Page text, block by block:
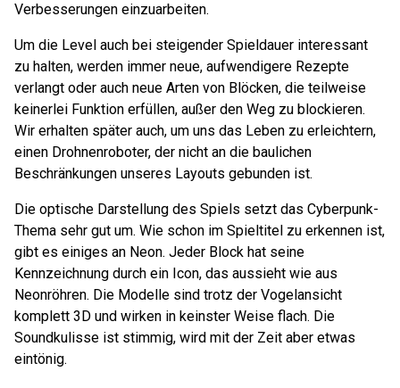
Verbesserungen einzuarbeiten.
Um die Level auch bei steigender Spieldauer interessant
zu halten, werden immer neue, aufwendigere Rezepte
verlangt oder auch neue Arten von Blöcken, die teilweise
keinerlei Funktion erfüllen, außer den Weg zu blockieren.
Wir erhalten später auch, um uns das Leben zu erleichtern,
einen Drohnenroboter, der nicht an die baulichen
Beschränkungen unseres Layouts gebunden ist.
Die optische Darstellung des Spiels setzt das Cyberpunk-
Thema sehr gut um. Wie schon im Spieltitel zu erkennen ist,
gibt es einiges an Neon. Jeder Block hat seine
Kennzeichnung durch ein Icon, das aussieht wie aus
Neonröhren. Die Modelle sind trotz der Vogelansicht
komplett 3D und wirken in keinster Weise flach. Die
Soundkulisse ist stimmig, wird mit der Zeit aber etwas
eintönig.